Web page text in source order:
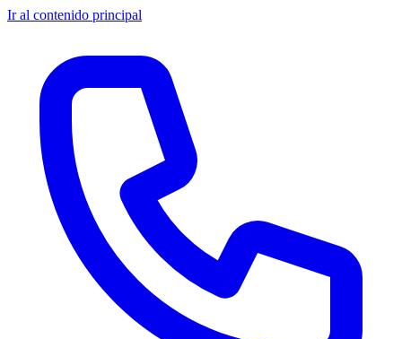
Ir al contenido principal